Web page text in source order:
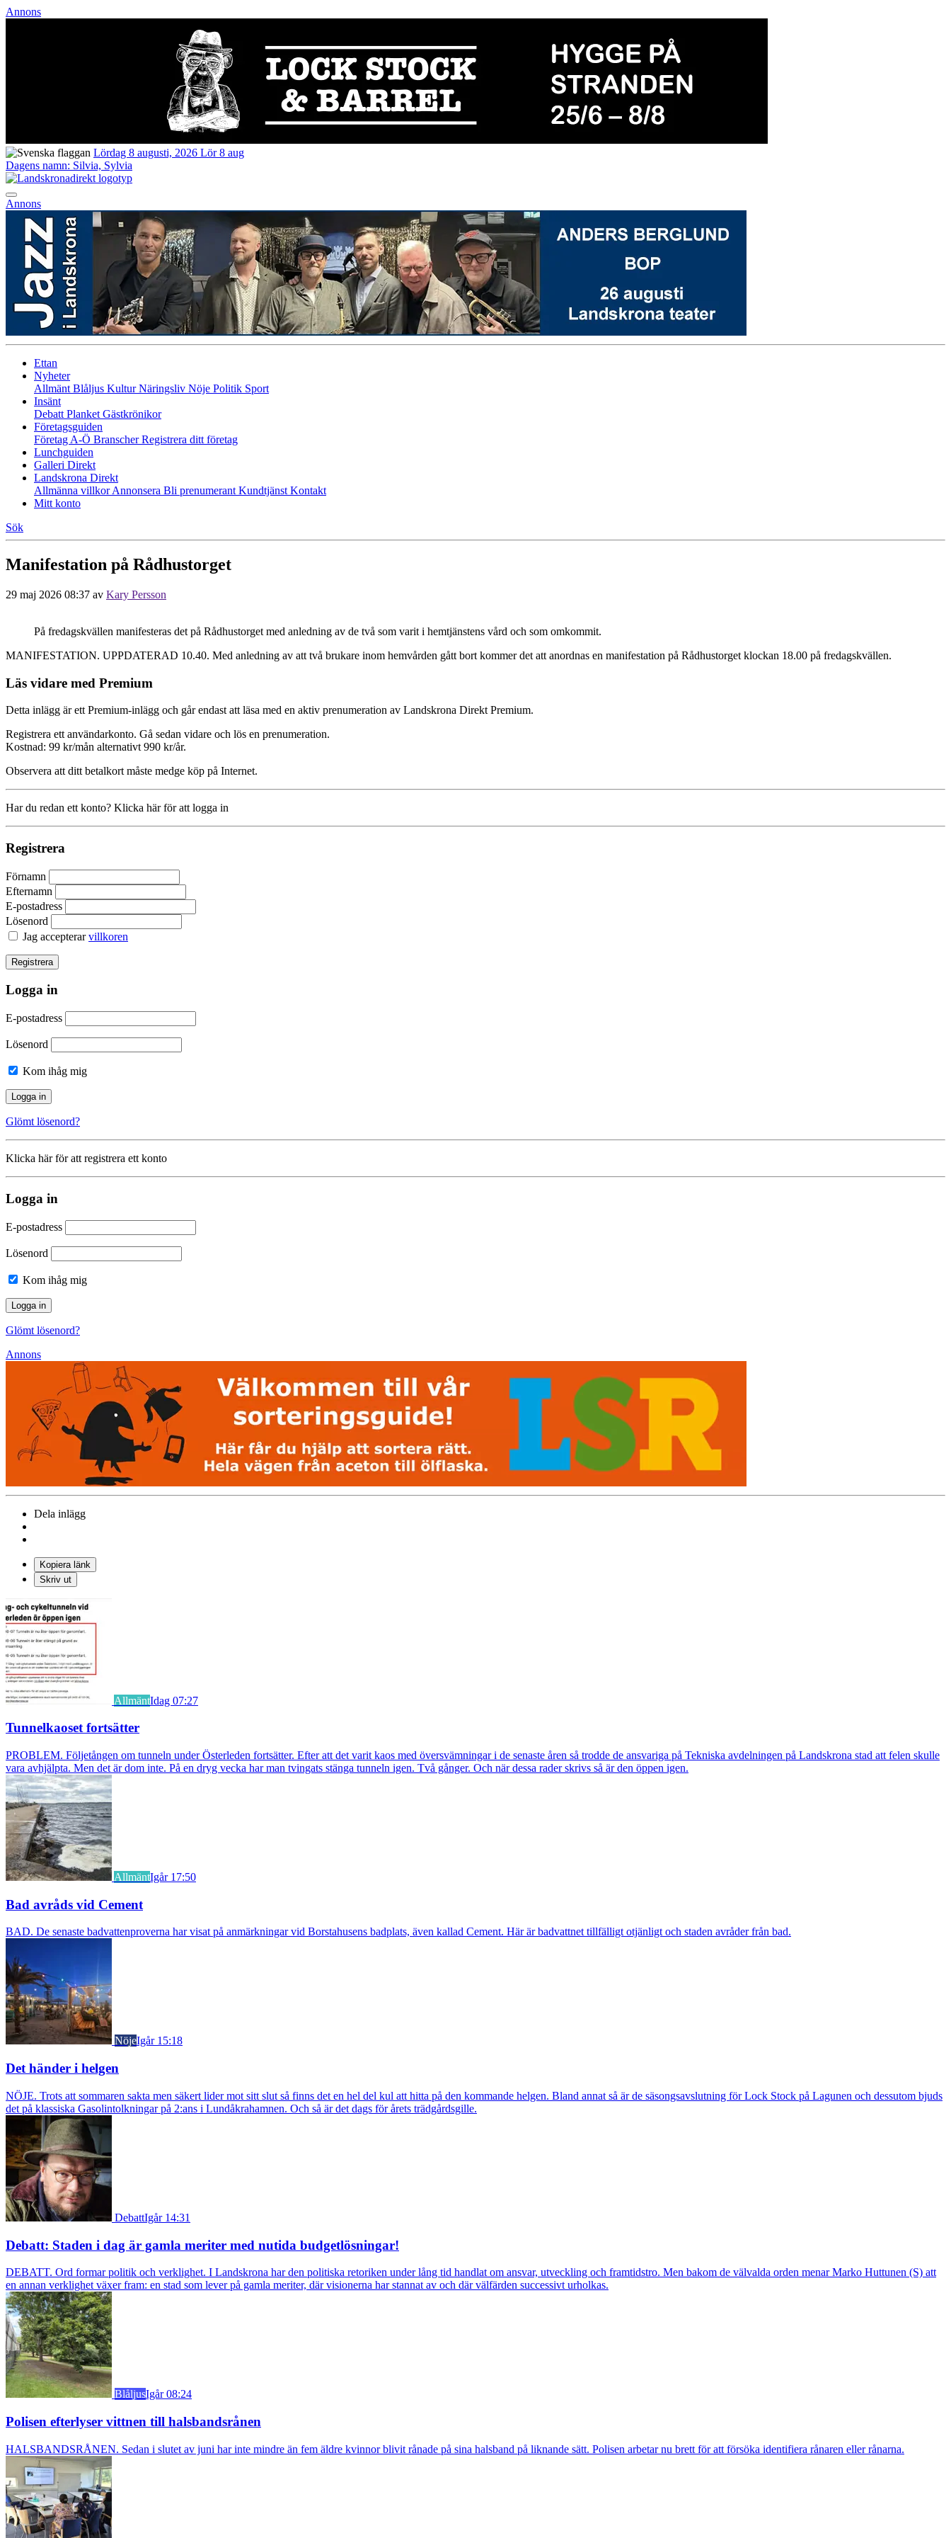
Annons
Lördag 8 augusti, 2026 Lör 8 aug
Dagens namn: Silvia, Sylvia
Annons
Ettan
Nyheter
Allmänt Blåljus KulturNäringsliv Nöje Politik Sport
Insänt
Debatt Planket Gästkrönikor
Företagsguiden
Företag A-Ö BranscherRegistrera ditt företag
Lunchguiden
Galleri Direkt
Landskrona Direkt
Allmänna villkorAnnonsera Bli prenumerant Kundtjänst Kontakt
Mitt konto
Sök
Manifestation på Rådhustorget
29 maj 2026 08:37 av Kary Persson
På fredagskvällen manifesteras det på Rådhustorget med anledning av de två som varit i hemtjänstens vård och som omkommit.
MANIFESTATION. UPPDATERAD 10.40. Med anledning av att två brukare inom hemvården gått bort kommer det att anordnas en manifestation på Rådhustorget klockan 18.00 på fredagskvällen.
Läs vidare med Premium
Detta inlägg är ett Premium-inlägg och går endast att läsa med en aktiv prenumeration av Landskrona Direkt Premium.
Registrera ett användarkonto. Gå sedan vidare och lös en prenumeration.
Kostnad: 99 kr/mån alternativt 990 kr/år.
Observera att ditt betalkort måste medge köp på Internet.
Har du redan ett konto? Klicka här för att logga in
Registrera
Förnamn
Efternamn
E-postadress
Lösenord
Jag accepterarvillkoren
Logga in
E-postadress
Lösenord
Kom ihåg mig
Glömt lösenord?
Klicka här för att registrera ett konto
Logga in
E-postadress
Lösenord
Kom ihåg mig
Glömt lösenord?
Annons
Dela inlägg
Kopiera länk
Skriv ut
AllmäntIdag 07:27
Tunnelkaoset fortsätter
PROBLEM. Följetången om tunneln under Österleden fortsätter. Efter att det varit kaos med översvämningar i de senaste åren så trodde de ansvariga på Tekniska avdelningen på Landskrona stad att felen skulle
vara avhjälpta. Men det är dom inte. På en dryg vecka har man tvingats stänga tunneln igen. Två gånger. Och när dessa rader skrivs så är den öppen igen.
AllmäntIgår 17:50
Bad avråds vid Cement
BAD. De senaste badvattenproverna har visat på anmärkningar vid Borstahusens badplats, även kallad Cement. Här är badvattnet tillfälligt otjänligt och staden avråder från bad.
NöjeIgår 15:18
Det händer i helgen
NÖJE. Trots att sommaren sakta men säkert lider mot sitt slut så finns det en hel del kul att hitta på den kommande helgen. Bland annat så är de säsongsavslutning för Lock Stock på Lagunen och dessutom bjuds
det på klassiska Gasolintolkningar på 2:ans i Lundåkrahamnen. Och så är det dags för årets trädgårdsgille.
DebattIgår 14:31
Debatt: Staden i dag är gamla meriter med nutida budgetlösningar!
DEBATT. Ord formar politik och verklighet. I Landskrona har den politiska retoriken under lång tid handlat om ansvar, utveckling och framtidstro. Men bakom de välvalda orden menar Marko Huttunen (S) att
en annan verklighet växer fram: en stad som lever på gamla meriter, där visionerna har stannat av och där välfärden successivt urholkas.
BlåljusIgår 08:24
Polisen efterlyser vittnen till halsbandsrånen
HALSBANDSRÅNEN. Sedan i slutet av juni har inte mindre än fem äldre kvinnor blivit rånade på sina halsband på liknande sätt. Polisen arbetar nu brett för att försöka identifiera rånaren eller rånarna.